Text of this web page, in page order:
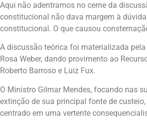
Aqui não adentramos no cerne da
constitucional não dava margem à
constitucional. O que causou
A discussão teórica foi materializada
Rosa Weber, dando provimento ao
Roberto Barroso e Luiz Fux.
O Ministro Gilmar Mendes, focando nas
extinção de sua principal fonte de
centrado em uma vertente